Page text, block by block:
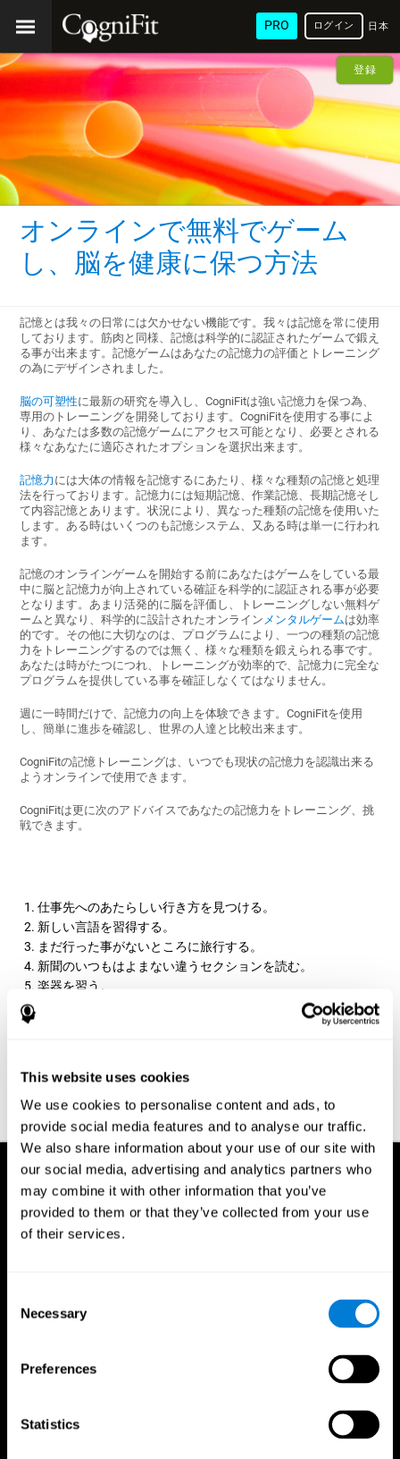
This website uses cookies
We use cookies to personalise content and ads, to
provide social media features and to analyse our traffic.
We also share information about your use of our site with
our social media, advertising and analytics partners who
may combine it with other information that you’ve
provided to them or that they’ve collected from your use
of their services.
Selection
Necessary
Preferences
Statistics
PRO 日本
語
ログイン
登録
オンラインで無料でゲーム
し、脳を健康に保つ方法
記憶とは我々の日常には欠かせない機能です。我々は記憶を常に使用
しております。筋肉と同様、記憶は科学的に認証されたゲームで鍛え
る事が出来ます。記憶ゲームはあなたの記憶力の評価とトレーニング
の為にデザインされました。
脳の可塑性に最新の研究を導入し、CogniFitは強い記憶力を保つ為、
専用のトレーニングを開発しております。CogniFitを使用する事によ
り、あなたは多数の記憶ゲームにアクセス可能となり、必要とされる
様々なあなたに適応されたオプションを選択出来ます。
記憶力 には大体の情報を記憶するにあたり、様々な種類の記憶と処理
法を行っております。記憶力には短期記憶、作業記憶、長期記憶そし
て内容記憶とあります。状況により、異なった種類の記憶を使用いた
します。ある時はいくつのも記憶システム、又ある時は単一に行われ
ます。
記憶のオンラインゲームを開始する前にあなたはゲームをしている最
中に脳と記憶力が向上されている確証を科学的に認証される事が必要
となります。あまり活発的に脳を評価し、トレーニングしない無料ゲ
ームと異なり、科学的に設計されたオンライン メンタルゲームは効率
的です。その他に大切なのは、プログラムにより、一つの種類の記憶
力をトレーニングするのでは無く、様々な種類を鍛えられる事です。
あなたは時がたつにつれ、トレーニングが効率的で、記憶力に完全な
プログラムを提供している事を確証しなくてはなりません。
週に一時間だけで、記憶力の向上を体験できます。CogniFitを使用
し、簡単に進歩を確認し、世界の人達と比較出来ます。
CogniFitの記憶トレーニングは、いつでも現状の記憶力を認識出来る
ようオンラインで使用できます。
CogniFitは更に次のアドバイスであなたの記憶力をトレーニング、挑
戦できます。
仕事先へのあたらしい行き方を見つける。
新しい言語を習得する。
まだ行った事がないところに旅行する。
新聞のいつもはよまない違うセクションを読む。
楽器を習う。
食べる時や、書くときに使う時の反対の手を扱う。
レーニングを開始しましょう！